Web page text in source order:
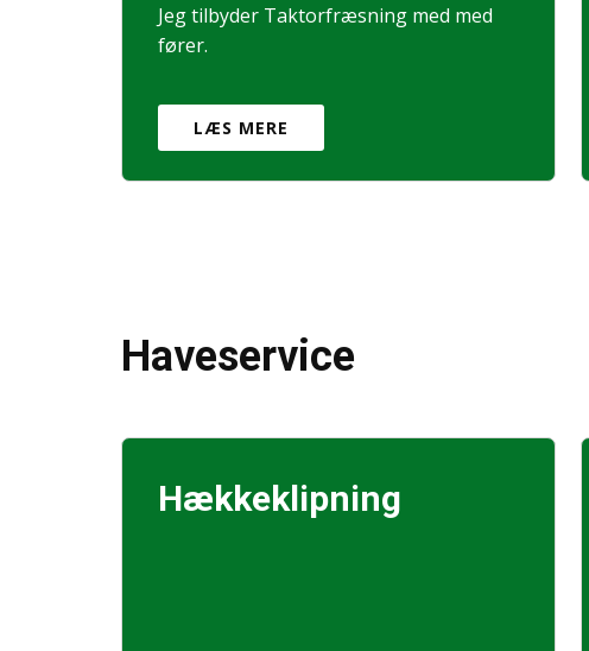
Jeg tilbyder Taktorfræsning med med
fører.
LÆS MERE
Haveservice
Hækkeklipning